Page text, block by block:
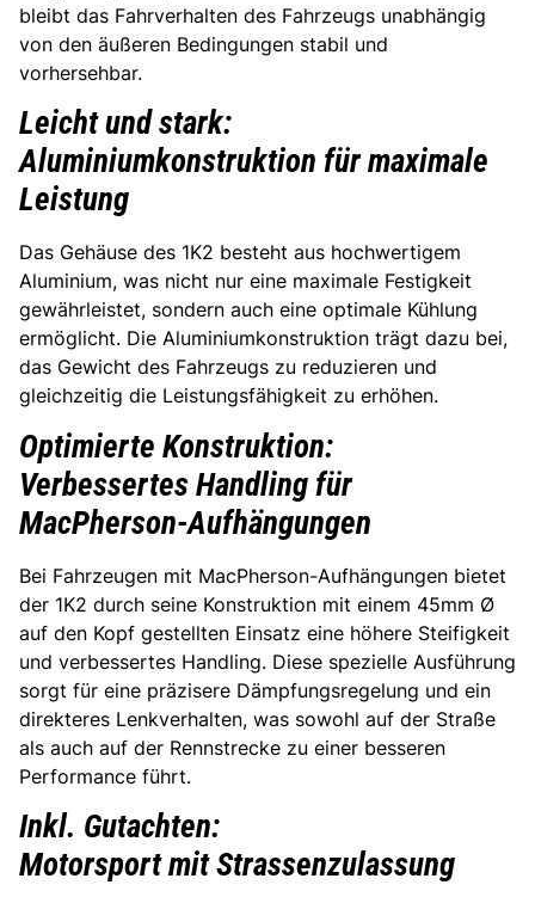
bleibt das Fahrverhalten des Fahrzeugs unabhängig
von den äußeren Bedingungen stabil und
vorhersehbar.
Leicht und stark:
Aluminiumkonstruktion für maximale
Leistung
Das Gehäuse des 1K2 besteht aus hochwertigem
Aluminium, was nicht nur eine maximale Festigkeit
gewährleistet, sondern auch eine optimale Kühlung
ermöglicht. Die Aluminiumkonstruktion trägt dazu bei,
das Gewicht des Fahrzeugs zu reduzieren und
gleichzeitig die Leistungsfähigkeit zu erhöhen.
Optimierte Konstruktion:
Verbessertes Handling für
MacPherson-Aufhängungen
Bei Fahrzeugen mit MacPherson-Aufhängungen bietet
der 1K2 durch seine Konstruktion mit einem 45mm Ø
auf den Kopf gestellten Einsatz eine höhere Steifigkeit
und verbessertes Handling. Diese spezielle Ausführung
sorgt für eine präzisere Dämpfungsregelung und ein
direkteres Lenkverhalten, was sowohl auf der Straße
als auch auf der Rennstrecke zu einer besseren
Performance führt.
Inkl. Gutachten:
Motorsport mit Strassenzulassung